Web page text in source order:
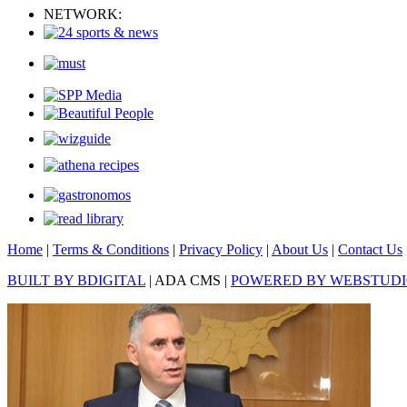
NETWORK:
Home | Terms & Conditions | Privacy Policy | About Us | Contact Us
BUILT BY BDIGITAL | ADA CMS | POWERED BY